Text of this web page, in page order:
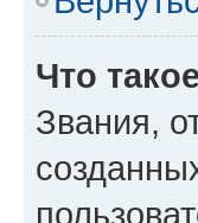
Что
Звания,